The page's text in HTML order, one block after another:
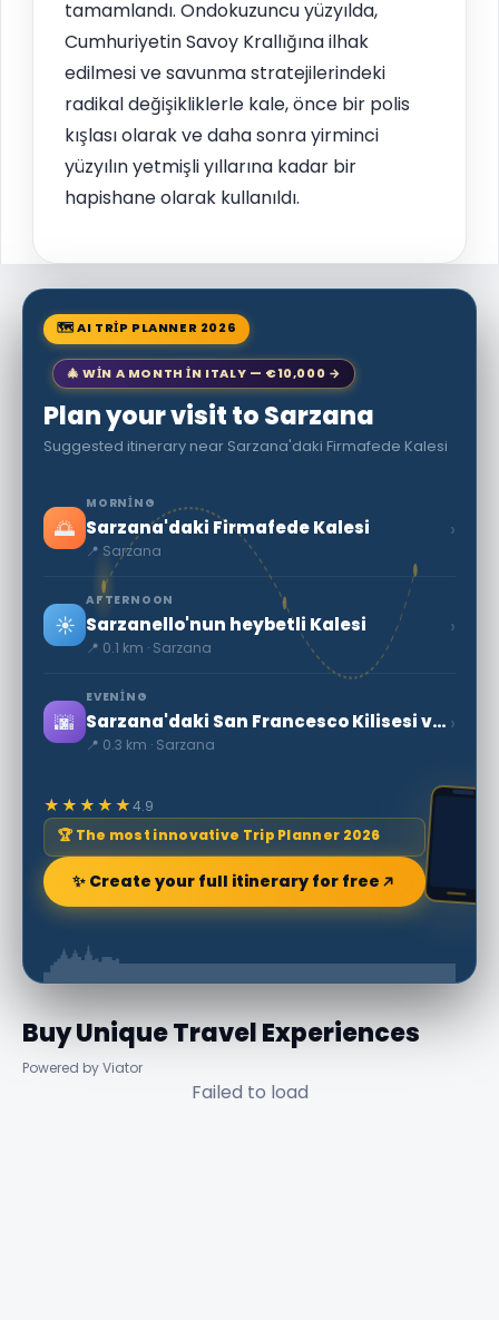
tamamlandı. Ondokuzuncu yüzyılda,
Cumhuriyetin Savoy Krallığına ilhak
edilmesi ve savunma stratejilerindeki
radikal değişikliklerle kale, önce bir polis
kışlası olarak ve daha sonra yirminci
yüzyılın yetmişli yıllarına kadar bir
hapishane olarak kullanıldı.
🗺 AI TRIP PLANNER 2026
🎄 WIN A MONTH IN ITALY — €10,000 →
Plan your visit to Sarzana
Suggested itinerary near Sarzana'daki Firmafede Kalesi
🌅
MORNING
Sarzana'daki Firmafede Kalesi
📍 Sarzana
›
☀️
AFTERNOON
Sarzanello'nun heybetli Kalesi
📍 0.1 km · Sarzana
›
🌆
EVENING
Sarzana'daki San Francesco Kilisesi ve Manastırı
📍 0.3 km · Sarzana
›
★★★★★4.9
🏆 The most innovative Trip Planner 2026
✨ Create your full itinerary for free
Buy Unique Travel Experiences
Powered by Viator
Failed to load